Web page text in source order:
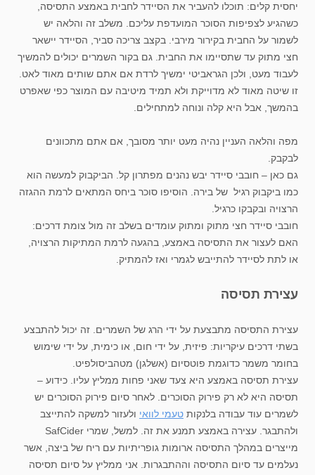
יחסית קלים: תוכלו להעביר את הסיידר לחבית באמצע התסיסה,
כשהגיע לצפיפות הסוכר המועדפת עליכם. משלב זה והלאה יש
לשמור על החבית בקירור מירבי. בקצב צריכה סביר, הסיידר יישאר
חצי מתוק עד שתסיימו את החבית. גם בקור השמרים יכולים להמשיך
לעבוד מעט, ולכן הגראביטי ימשיך לרדת אם אתם שותים מאוד לאט.
זו שיטה מאוד לא מדוייקת ולא תמיד מיטיבה עם המוצר כפי שאפרט
בהמשך, אבל היא קלה ונוחה למתחילים.
מפה והלאה העניין נהיה מעט יותר מסובך, אם אתם מתכוונים
לבקבק.
גם כאן – חובבי סיידר יבש נהנים מפתרון קל. הביקבוק למעשה הוא
כמו ביקבוק רגיל של בירה. הוסיפו סוכר ביחס המתאים לרמת ההגזה
הרצויה ובקבקו כרגיל.
חובבי סיידר חצי מתוק ומתוק עומדים בשלב זה מול צומת דרכים:
האם לעצור את התסיסה באמצע, בהגעה לרמת המתיקות הרצויה,
או לתת לסיידר להתייבש לגמרי ואז להמתיק.
עצירת תסיסה
עצירת התסיסה מתבצעת על ידי הרג של השמרים. זה יכול להתבצע
בשתי דרכים עיקריות: פיזית, על ידי חום, או כימית, על ידי שימוש
בחומר משמר כדוגמת פוטסיום (אשלגן) מטהביסולפיט.
עצירת תסיסה באמצע היא צעד שאני פחות ממליץ עליו. כידוע –
תסיסה היא לא רק פירוק הסוכרים. לאחר סיום פירוק הסוכרים יש
לשמרים עוד עבודה בלנקות טעמי לוואי ולעזור למשקה להתייצב
ולהתבגר. עצירה באמצע תמנע את זה. למשל, שמרי SafCider
מייצרים במהלך התסיסה ארומות גופריתיות עם ריח של ביצה, אשר
נעלמים עד סיום התסיסה וההתבגרות. אני ממליץ על סיום תסיסה